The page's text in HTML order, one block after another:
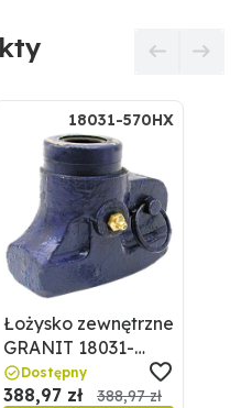
18031-570HX
Łożysko zewnętrzne
GRANIT 18031-
570HX
Dostępny
388,97 zł 388,97 zł